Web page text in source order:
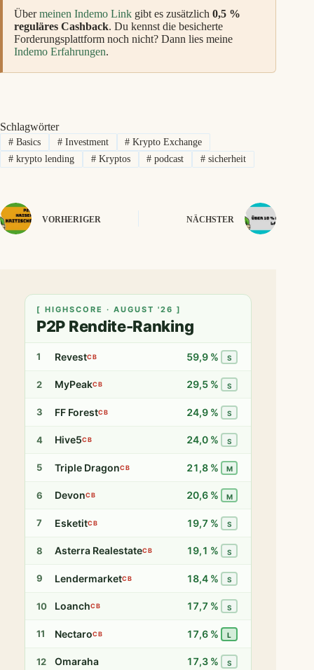
Übermeinen Indemo Link gibt es zusätzlich 0,5 %
reguläres Cashback. Du kennst die besicherte
Forderungsplattform noch nicht? Dann lies meine
Indemo Erfahrungen.
Schlagwörter
#Basics #Investment # Krypto Exchange
#krypto lending #Kryptos # podcast # sicherheit
VORHERIGER NÄCHSTER
[ HIGHSCORE · AUGUST '26 ]
P2P Rendite-Ranking
1 RevestCB 59,9 % S
2 MyPeakCB 29,5 % S
3 FF ForestCB 24,9 % S
4 Hive5CB 24,0 % S
5 Triple DragonCB 21,8 % M
6 DevonCB 20,6 % M
7 EsketitCB 19,7 % S
8 Asterra RealestateCB 19,1 % S
9 LendermarketCB 18,4 % S
10 LoanchCB 17,7 % S
11 NectaroCB 17,6 % L
12 Omaraha 17,3 % S